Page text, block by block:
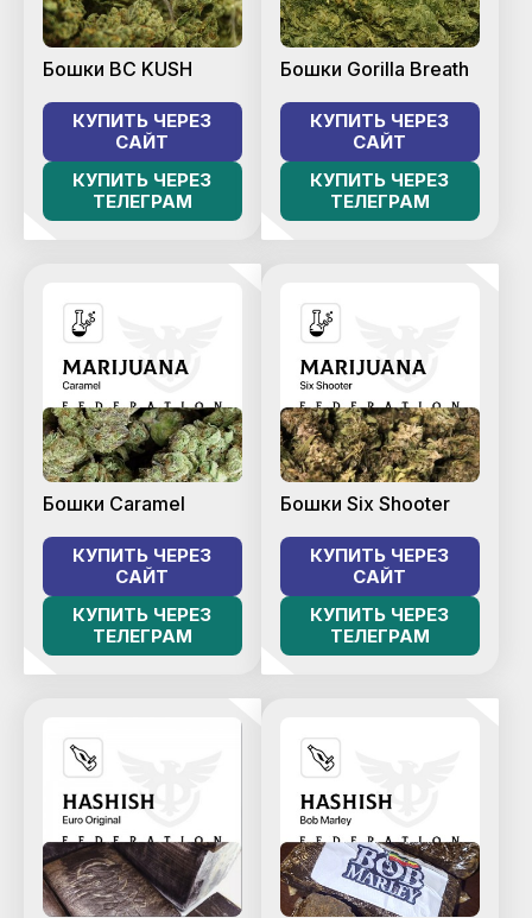
Бошки BC KUSH
КУПИТЬ ЧЕРЕЗ
САЙТ
КУПИТЬ ЧЕРЕЗ
ТЕЛЕГРАМ
Бошки Gorilla Breath
КУПИТЬ ЧЕРЕЗ
САЙТ
КУПИТЬ ЧЕРЕЗ
ТЕЛЕГРАМ
Бошки Caramel
КУПИТЬ ЧЕРЕЗ
САЙТ
КУПИТЬ ЧЕРЕЗ
ТЕЛЕГРАМ
Бошки Six Shooter
КУПИТЬ ЧЕРЕЗ
САЙТ
КУПИТЬ ЧЕРЕЗ
ТЕЛЕГРАМ